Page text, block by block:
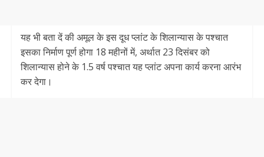
यह भी बता दें की अमूल के इस दूध प्लांट के शिलान्यास के पश्चात
इसका निर्माण पूर्ण होगा 18 महीनों में, अर्थात 23 दिसंबर को
शिलान्यास होने के 1.5 वर्ष पश्चात यह प्लांट अपना कार्य करना आरंभ
कर देगा।